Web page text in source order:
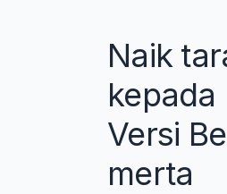
Naik
kepada
Versi
merta